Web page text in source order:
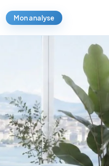
Mon analyse